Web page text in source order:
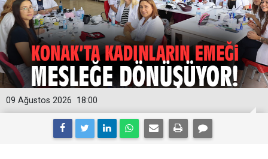
18:00
09 Ağustos 2026